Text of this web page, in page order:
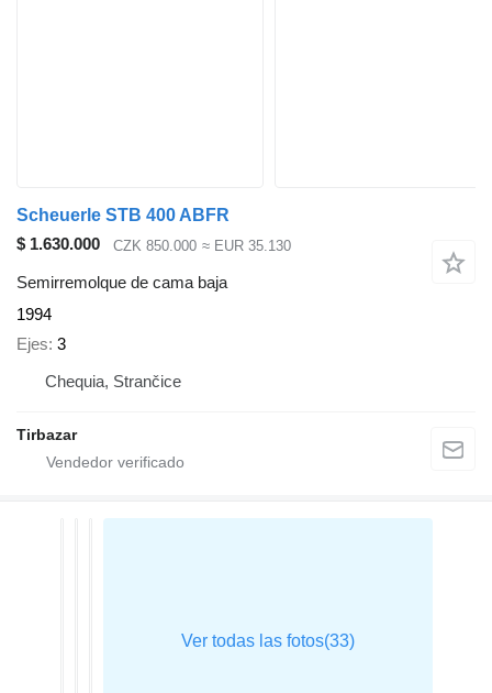
Scheuerle STB 400 ABFR
$ 1.630.000
CZK 850.000 ≈ EUR 35.130
Semirremolque de cama baja
1994
Ejes 3
Chequia, Strančice
Tirbazar